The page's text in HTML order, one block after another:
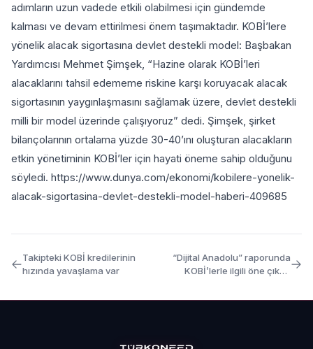
adımların uzun vadede etkili olabilmesi için gündemde
kalması ve devam ettirilmesi önem taşımaktadır. KOBİ’lere
yönelik alacak sigortasına devlet destekli model: Başbakan
Yardımcısı Mehmet Şimşek, “Hazine olarak KOBİ’leri
alacaklarını tahsil edememe riskine karşı koruyacak alacak
sigortasının yaygınlaşmasını sağlamak üzere, devlet destekli
milli bir model üzerinde çalışıyoruz” dedi. Şimşek, şirket
bilançolarının ortalama yüzde 30-40’ını oluşturan alacakların
etkin yönetiminin KOBİ’ler için hayati öneme sahip olduğunu
söyledi. https://www.dunya.com/ekonomi/kobilere-yonelik-
alacak-sigortasina-devlet-destekli-model-haberi-409685
Takipteki KOBİ kredilerinin
hızında yavaşlama var
“Dijital Anadolu” raporunda
KOBİ’lerle ilgili öne çıkan